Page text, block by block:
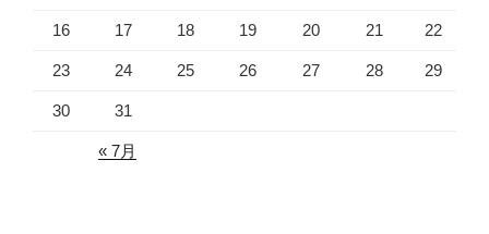
16 17 18 19 20 21 22
23 24 25 26 27 28 29
30 31
« 7月